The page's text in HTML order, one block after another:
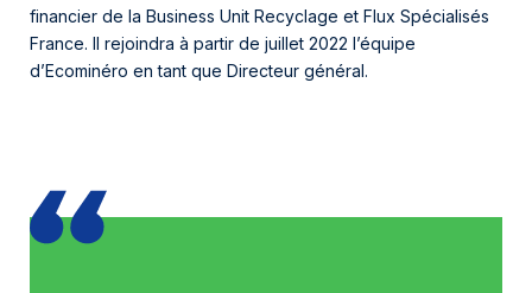
financier de la Business Unit Recyclage et Flux Spécialisés
France. Il rejoindra à partir de juillet 2022 l’équipe
d’Ecominéro en tant que Directeur général.